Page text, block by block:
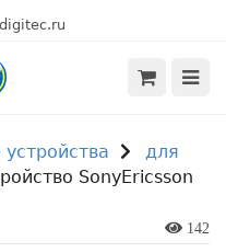
для
SonyEricsson
142